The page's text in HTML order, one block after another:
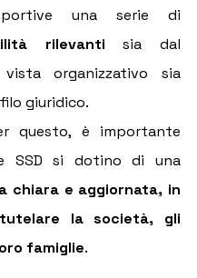
rilevanti sia dal
organizzativo sia
giuridico.
questo, è importante
chiara e aggiornata, in
la società, gli
famiglie.